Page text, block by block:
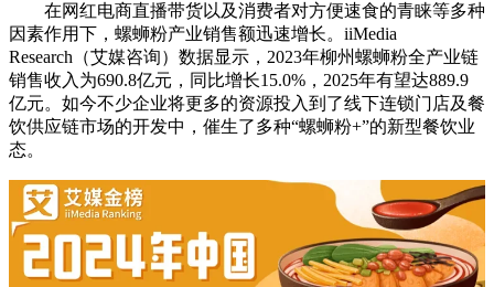
在网红电商直播带货以及消费者对方便速食的青睐等多种
因素作用下，螺蛳粉产业销售额迅速增长。iiMedia
Research（艾媒咨询）数据显示，2023年柳州螺蛳粉全产业链
销售收入为690.8亿元，同比增长15.0%，2025年有望达889.9
亿元。如今不少企业将更多的资源投入到了线下连锁门店及餐
饮供应链市场的开发中，催生了多种“螺蛳粉+”的新型餐饮业
态。